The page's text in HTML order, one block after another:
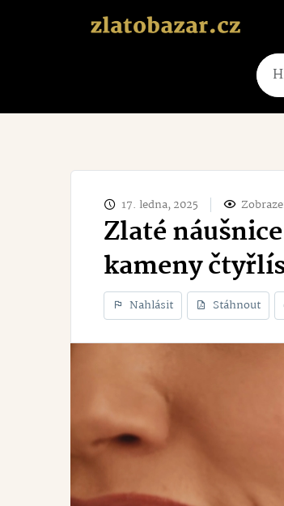
17. ledna, 2025
Zlaté
kameny
Nahlásit Stáhnout